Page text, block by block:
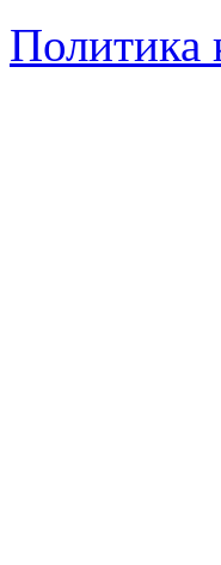
Политика